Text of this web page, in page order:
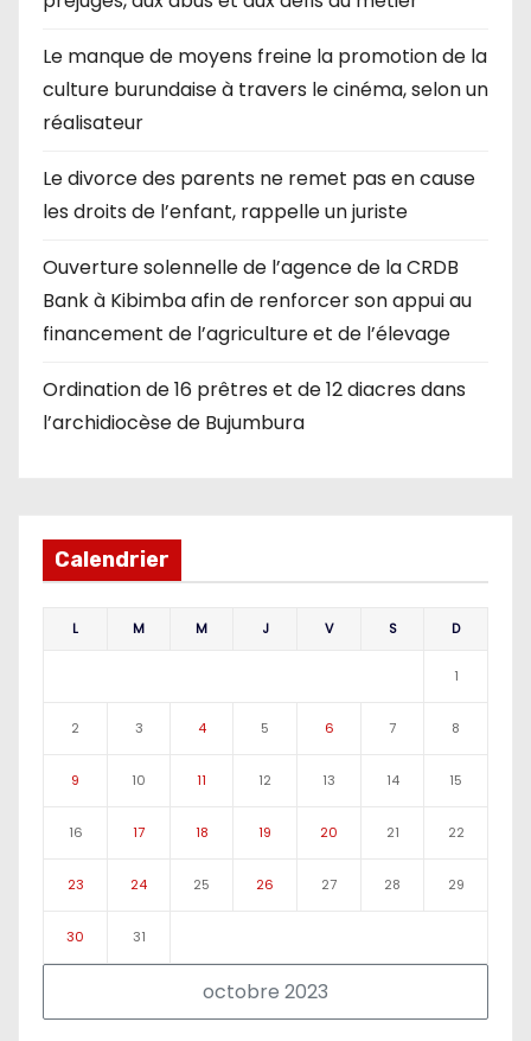
Le manque de moyens freine la promotion de la
culture burundaise à travers le cinéma, selon un
réalisateur
Le divorce des parents ne remet pas en cause
les droits de l’enfant, rappelle un juriste
Ouverture solennelle de l’agence de la CRDB
Bank à Kibimba afin de renforcer son appui au
financement de l’agriculture et de l’élevage
Ordination de 16 prêtres et de 12 diacres dans
l’archidiocèse de Bujumbura
Calendrier
octobre 2023
L M M J V S D
1
2 3 4 5 6 7 8
9 10 11 12 13 14 15
16 17 18 19 20 21 22
23 24 25 26 27 28 29
30 31